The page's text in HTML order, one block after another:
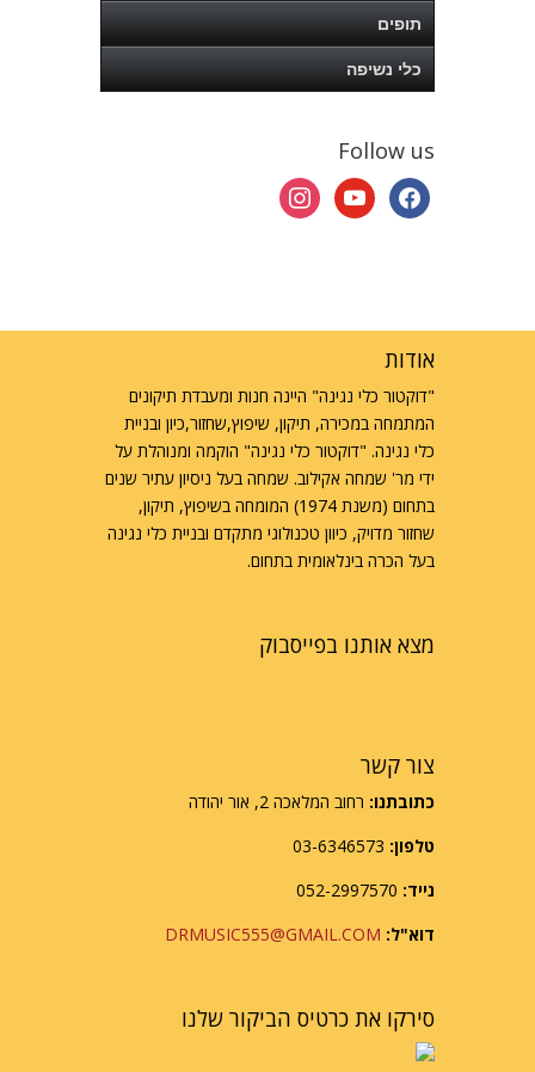
תופים
כלי נשיפה
Follow us
facebook
youtube
instagram
אודות
"דוקטור כלי נגינה" היינה חנות ומעבדת תיקונים
המתמחה במכירה, תיקון, שיפוץ,שחזור,כיון ובניית
כלי נגינה. "דוקטור כלי נגינה" הוקמה ומנוהלת על
ידי מר' שמחה אקילוב. שמחה בעל ניסיון עתיר שנים
בתחום (משנת 1974) המומחה בשיפוץ, תיקון,
שחזור מדויק, כיוון טכנולוגי מתקדם ובניית כלי נגינה
בעל הכרה בינלאומית בתחום.
מצא אותנו בפייסבוק
צור קשר
כתובתנו: רחוב המלאכה 2, אור יהודה
טלפון:
נייד:
דוא"ל: DRMUSIC555@GMAIL.COM
סירקו את כרטיס הביקור שלנו